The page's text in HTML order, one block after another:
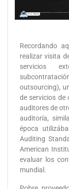
Recordando
realizar visita
servicios
outsourcing),
de servicios de
auditores de
auditoría,
época
Auditing
American
evaluar los
mundial.